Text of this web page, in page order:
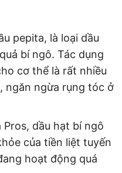
pepita, là loại dầu
bí ngô. Tác dụng
cơ thể là rất nhiều
ngăn ngừa rụng tóc ở
dầu hạt bí ngô
của tiền liệt tuyến
hoạt động quá